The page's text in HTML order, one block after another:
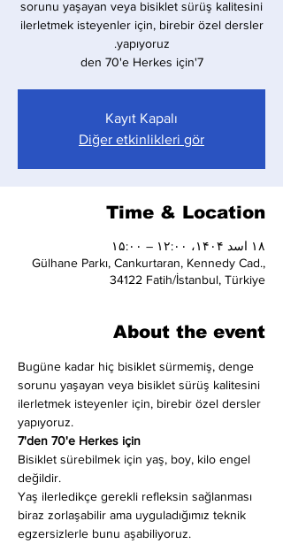
sorunu yaşayan veya bisiklet sürüş kalitesini
ilerletmek isteyenler için, birebir özel dersler
7'den 70'e Herkes için
Kayıt Kapalı
Diğer etkinlikleri gör
Time & Location
۱۸ اسد ۱۴۰۴، ۱۲:۰۰ – ۱۵:۰۰
Gülhane Parkı, Cankurtaran, Kennedy Cad.,
34122 Fatih/İstanbul, Türkiye
About the event
Bugüne kadar hiç bisiklet sürmemiş, denge
sorunu yaşayan veya bisiklet sürüş kalitesini
ilerletmek isteyenler için, birebir özel dersler
yapıyoruz.
7'den 70'e Herkes için
Bisiklet sürebilmek için yaş, boy, kilo engel
değildir.
Yaş ilerledikçe gerekli refleksin sağlanması
biraz zorlaşabilir ama uyguladığımız teknik
egzersizlerle bunu aşabiliyoruz.